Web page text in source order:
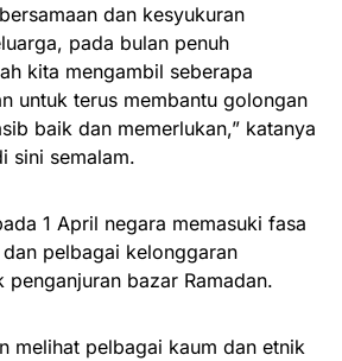
dan kesyukuran
pada bulan penuh
kita mengambil seberapa
untuk terus membantu golongan
baik dan memerlukan,” katanya
sini semalam.
1 April negara memasuki fasa
pelbagai kelonggaran
bazar Ramadan.
melihat pelbagai kaum dan etnik